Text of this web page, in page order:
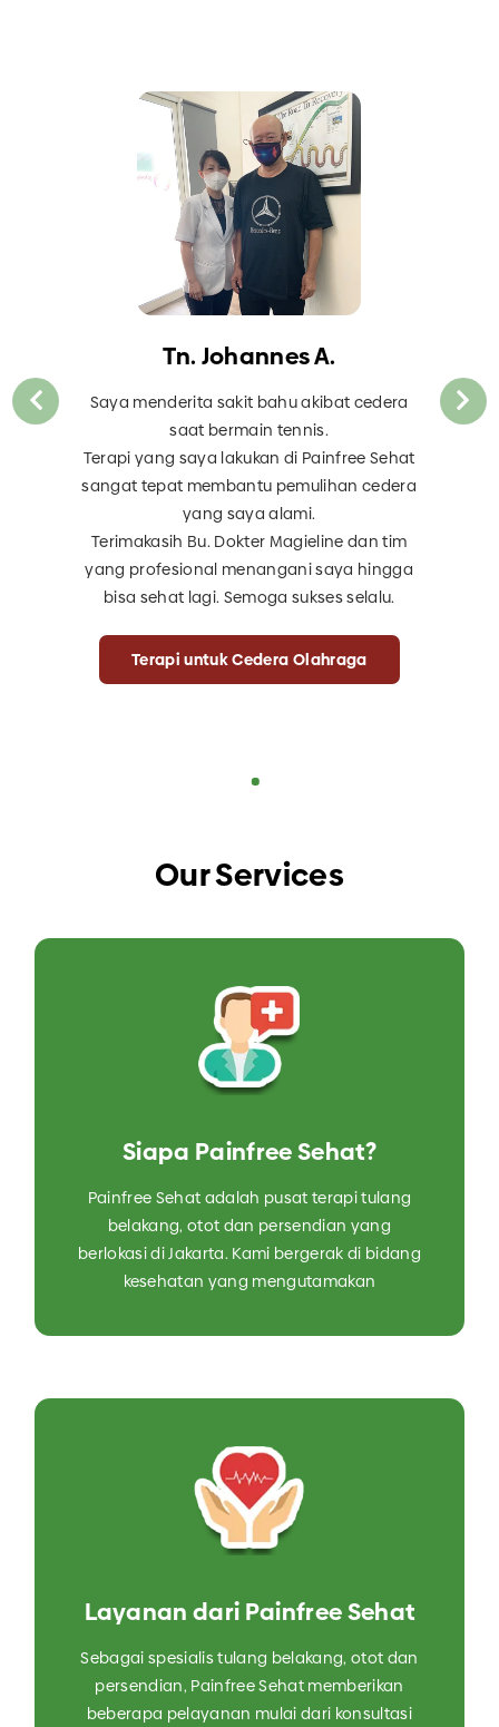
Tn. Johannes A.
Saya menderita sakit bahu akibat cedera
saat bermain tennis.
Terapi yang saya lakukan di Painfree Sehat
sangat tepat membantu pemulihan cedera
yang saya alami.
Terimakasih Bu. Dokter Magieline dan tim
yang profesional menangani saya hingga
bisa sehat lagi. Semoga sukses selalu.
Terapi untuk Cedera Olahraga
Our Services
Siapa Painfree Sehat?
Painfree Sehat adalah pusat terapi tulang
belakang, otot dan persendian yang
berlokasi di Jakarta. Kami bergerak di bidang
kesehatan yang mengutamakan
Layanan dari Painfree Sehat
Sebagai spesialis tulang belakang, otot dan
persendian, Painfree Sehat memberikan
beberapa pelayanan mulai dari konsultasi